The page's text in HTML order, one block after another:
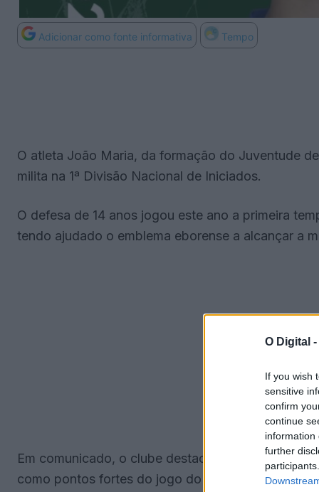
O Digital -
If you wish
sensitive
confirm
continue
information
further
Adicionar como fonte informativa Tempo
O atleta João Maria, da formação do Juventude
milita na 1ª Divisão Nacional de Iniciados.
O defesa de 14 anos jogou este ano a primeira
tendo ajudado o emblema eborense a alcançar a
Em comunicado, o clube destaca a sua entrega
como pontos fortes do jogo do atleta, vincando